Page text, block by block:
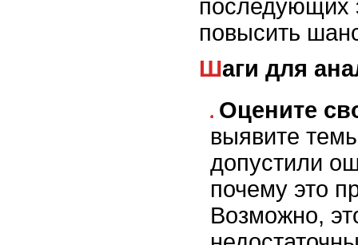
последующих
повысить
Шаги для
Оцените
выявите
допустили
почему это
Возможно,